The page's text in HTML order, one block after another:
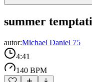
summer
autor:Michael Daniel 75
4:41
140 BPM